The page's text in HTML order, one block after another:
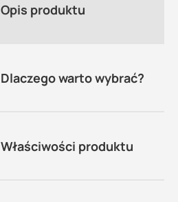
Opis produktu
Dlaczego warto wybrać?
Właściwości produktu